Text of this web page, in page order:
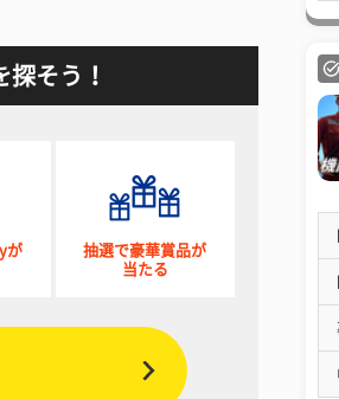
そう！
が
抽選で豪華賞品が
当たる